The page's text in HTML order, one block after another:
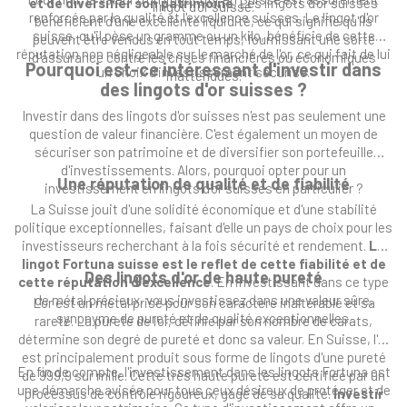
lingot d'or suisse.
bénéficient d'une excellente liquidité, ce qui signifie qu'ils
peuvent être vendus en tout temps, fournissant une sorte
d'assurance contre les crises financières ou économiques
inattendues.
renforcée par la qualité et l'excellence suisses. Le lingot d'or
suisse, qu'il pèse un gramme ou un kilo, bénéficie de cette
réputation non négligeable sur le marché de l'or, ce qui fait de lui
un choix d'investissement sécurisé.
Pourquoi est-ce intéressant d'investir dans
des lingots d'or suisses ?
Investir dans des lingots d'or suisses n'est pas seulement une
question de valeur financière. C'est également un moyen de
sécuriser son patrimoine et de diversifier son portefeuille
d'investissements. Alors, pourquoi opter pour un
investissement en lingots d'or suisses en particulier ?
Une réputation de qualité et de fiabilité
La Suisse jouit d'une solidité économique et d'une stabilité
politique exceptionnelles, faisant d'elle un pays de choix pour les
investisseurs recherchant à la fois sécurité et rendement. Le
lingot Fortuna suisse est le reflet de cette fiabilité et de
cette réputation d'excellence. En investissant dans ce type
de métal précieux, vous investissez dans une valeur sûre,
synonyme de pureté et de qualité exceptionnelles.
Des lingots d'or de haute pureté
L'or est un métal prisé pour son caractère inaltérable et sa
rareté. La pureté de l'or, définie par son nombre de carats,
détermine son degré de pureté et donc sa valeur. En Suisse, l'or
est principalement produit sous forme de lingots d'une pureté
de 999,9 sur mille. Cette très haute pureté est certifiée par un
processus de contrôle rigoureux, gage de sa qualité.Investir
En fin de compte, l'investissement dans les lingots Fortuna est
une démarche avisée pour tous ceux désireux de protéger et de